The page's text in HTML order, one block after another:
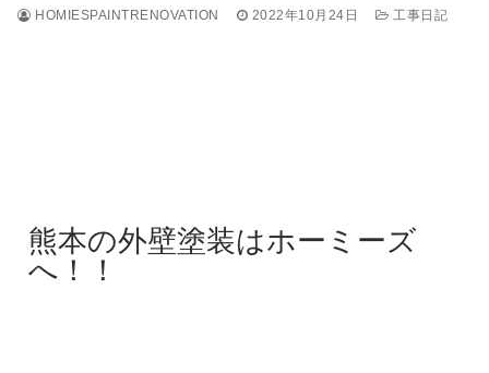
HOMIESPAINTRENOVATION 2022年10月24日 工事日記
熊本の外壁塗装はホーミーズ
へ！！